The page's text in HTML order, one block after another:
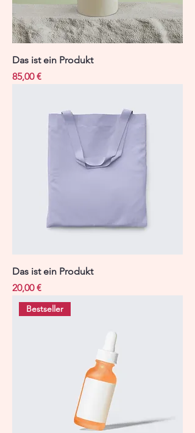
Das ist ein Produkt
Preis
85,00 €
Das ist ein Produkt
Preis
20,00 €
Bestseller